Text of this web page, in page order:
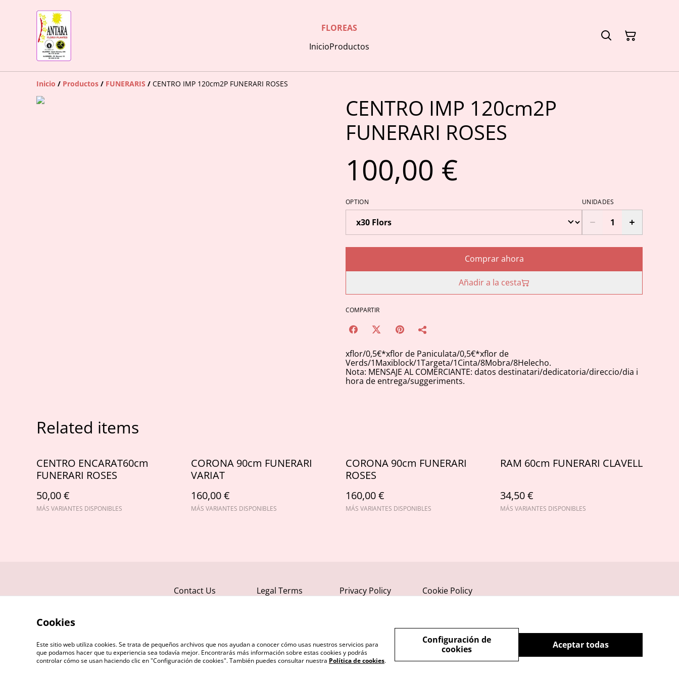
FLOREAS
InicioProductos
Inicio / Productos / FUNERARIS / CENTRO IMP 120cm2P FUNERARI ROSES
CENTRO IMP 120cm2P
FUNERARI ROSES
100,00 €
OPTION UNIDADES
Comprar ahora
Añadir a la cesta
COMPARTIR
xflor/0,5€*xflor de Paniculata/0,5€*xflor de
Verds/1Maxiblock/1Targeta/1Cinta/8Mobra/8Helecho.
Nota: MENSAJE AL COMERCIANTE: datos destinatari/dedicatoria/direccio/dia i
hora de entrega/suggeriments.
Related items
CENTRO ENCARAT60cm
FUNERARI ROSES
50,00 €
MÁS VARIANTES DISPONIBLES
CORONA 90cm FUNERARI
VARIAT
160,00 €
MÁS VARIANTES DISPONIBLES
CORONA 90cm FUNERARI
ROSES
160,00 €
MÁS VARIANTES DISPONIBLES
RAM 60cm FUNERARI CLAVELL
34,50 €
MÁS VARIANTES DISPONIBLES
Contact Us Legal Terms Privacy Policy Cookie Policy
©2026 FLOREAS
Cookies
Este sitio web utiliza cookies. Se trata de pequeños archivos que nos ayudan a conocer cómo usas nuestros servicios para
que podamos hacer que tu experiencia sea todavía mejor. Encontrarás más información sobre estas cookies y podrás
controlar cómo se usan haciendo clic en "Configuración de cookies". También puedes consultar nuestra Política de cookies.
Aceptar todas
Configuración de
cookies